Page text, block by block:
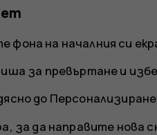
фона на началния си
за превъртане и
до Персонализиране
, за да направите нова